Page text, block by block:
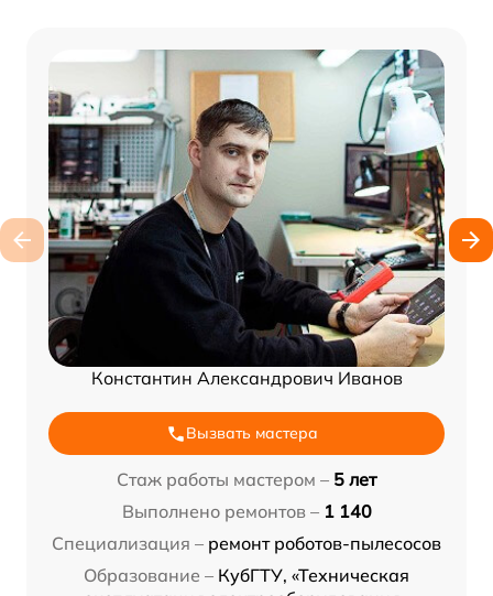
Константин Александрович Иванов
Вызвать мастера
Стаж работы мастером – 5 лет
Выполнено ремонтов – 1 140
Специализация – ремонт роботов-пылесосов
Образование – КубГТУ, «Техническая